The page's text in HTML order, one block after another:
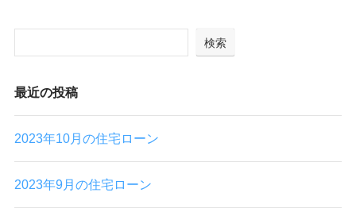
検索
最近の投稿
2023年10月の住宅ローン
2023年9月の住宅ローン